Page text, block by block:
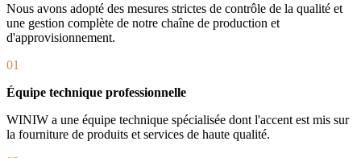
Nous avons adopté des mesures strictes de contrôle de la qualité et
une gestion complète de notre chaîne de production et
d'approvisionnement.
01
Équipe technique professionnelle
WINIW a une équipe technique spécialisée dont l'accent est mis sur
la fourniture de produits et services de haute qualité.